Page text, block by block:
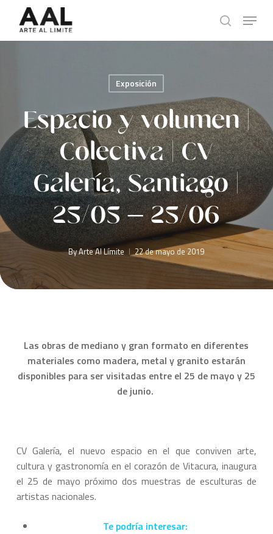
main
search
Menu
Exposición
Espacio y volumen |
Colectiva | CV
Galería, Santiago |
25/05 – 25/06
ByArte Al Límite 22 de mayo de 2019
Las obras de mediano y gran formato en diferentes
materiales como madera, metal y granito estarán
disponibles para ser visitadas entre el 25 de mayo y 25
de junio.
CV Galería, el nuevo espacio en el que conviven arte,
cultura y gastronomía en el corazón de Vitacura, inaugura
el 25 de mayo próximo dos muestras de esculturas de
artistas nacionales.
Te podría interesar: